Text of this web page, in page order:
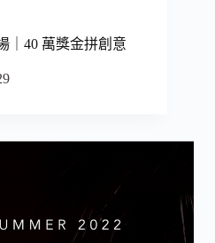
｜40 萬獎金拼創意